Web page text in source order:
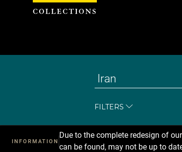
FILTERS
INFORMATION
Due to the complete redesign of
can be found, may not be up to
Cookies management panel